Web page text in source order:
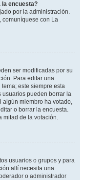
la encuesta?
por la administración.
comuníquese con La
ser modificadas por su
Para editar una
este siempre esta
usuarios pueden borrar la
algún miembro ha votado,
o borrar la encuesta.
mitad de la votación.
usuarios o grupos y para
allí necesita una
o administrador